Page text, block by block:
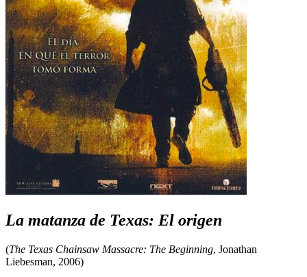
La matanza de Texas: El origen
(The Texas Chainsaw Massacre: The Beginning, Jonathan
Liebesman, 2006)